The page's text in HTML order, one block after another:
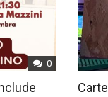
0